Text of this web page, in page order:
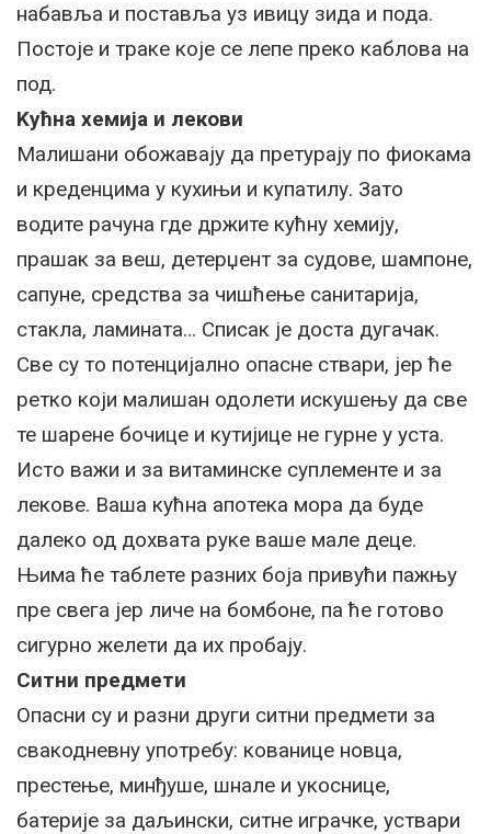
набавља и поставља уз ивицу зида и пода.
Постоје и траке које се лепе преко каблова на
под.
Kућна хемија и лекови
Малишани обожавају да претурају по фиокама
и креденцима у кухињи и купатилу. Зато
водите рачуна где држите кућну хемију,
прашак за веш, детерџент за судове, шампоне,
сапуне, средства за чишћење санитарија,
стакла, ламината… Списак је доста дугачак.
Све су то потенцијално опасне ствари, јер ће
ретко који малишан одолети искушењу да све
те шарене бочице и кутијице не гурне у уста.
Исто важи и за витаминске суплементе и за
лекове. Ваша кућна апотека мора да буде
далеко од дохвата руке ваше мале деце.
Њима ће таблете разних боја привући пажњу
пре свега јер личе на бомбоне, па ће готово
сигурно желети да их пробају.
Ситни предмети
Опасни су и разни други ситни предмети за
свакодневну употребу: кованице новца,
престење, минђуше, шнале и укоснице,
батерије за даљински, ситне играчке, уствари